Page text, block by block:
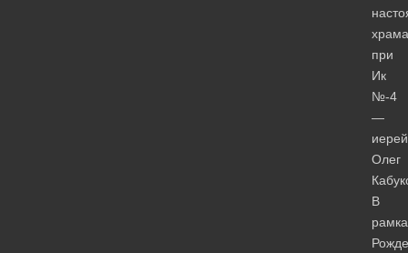
храма
при
Ик
№-4
—
иерей
Олег
В